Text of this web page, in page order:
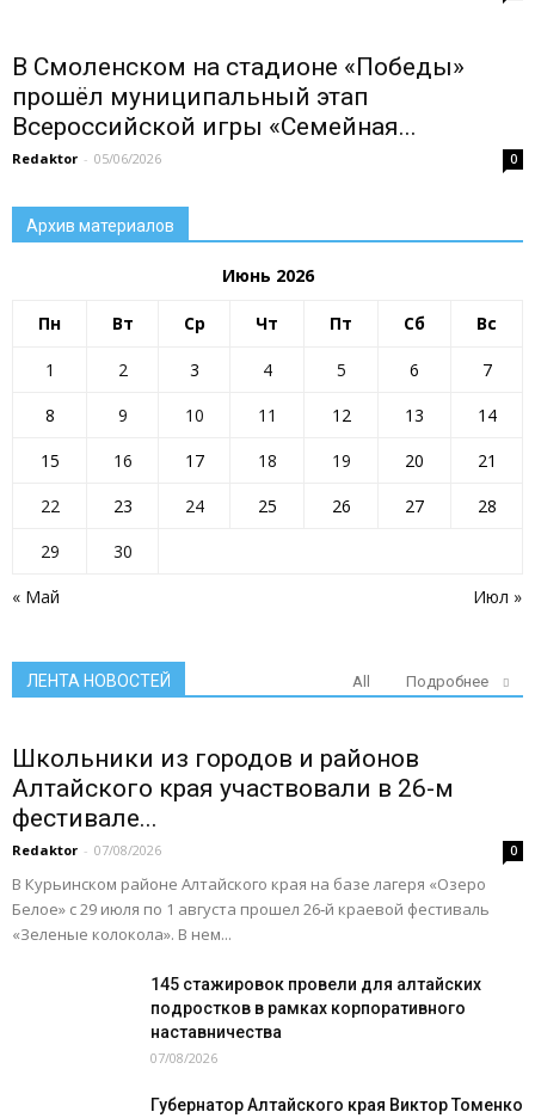
В Смоленском на стадионе «Победы»
прошёл муниципальный этап
Всероссийской игры «Семейная...
Redaktor - 05/06/2026 0
Архив материалов
Июнь 2026
Пн Вт Ср Чт Пт Сб Вс
« Май Июл »
1 2 3 4 5 6
7
8
9 10 11 12 13
14
15
16 17 18 19 20
21
22
23 24 25 26 27
28
29
30
ЛЕНТА НОВОСТЕЙ All Подробнее
Школьники из городов и районов
Алтайского края участвовали в 26-м
фестивале...
Redaktor - 07/08/2026 0
В Курьинском районе Алтайского края на базе лагеря «Озеро
Белое» с 29 июля по 1 августа прошел 26‑й краевой фестиваль
«Зеленые колокола». В нем...
145 стажировок провели для алтайских
подростков в рамках корпоративного
наставничества
07/08/2026
Губернатор Алтайского края Виктор Томенко